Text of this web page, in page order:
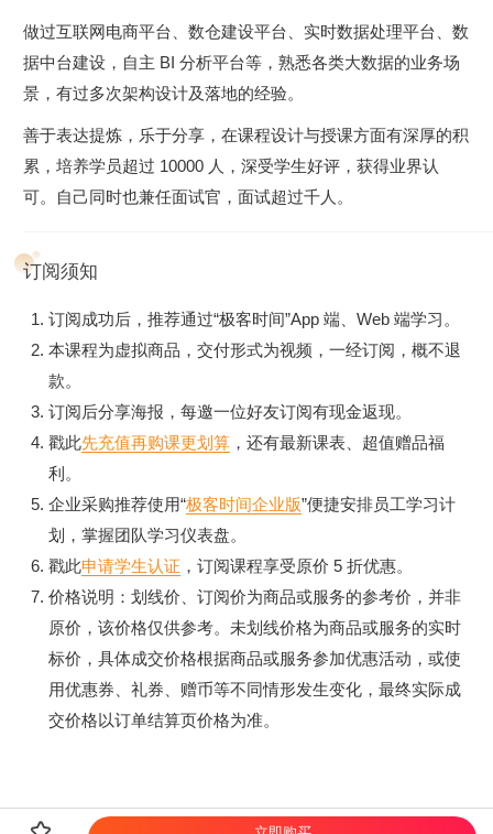
做过互联网电商平台、数仓建设平台、实时数据处理平台、数
据中台建设，自主 BI 分析平台等，熟悉各类大数据的业务场
景，有过多次架构设计及落地的经验。
善于表达提炼，乐于分享，在课程设计与授课方面有深厚的积
累，培养学员超过 10000 人，深受学生好评，获得业界认
可。自己同时也兼任面试官，面试超过千人。
订阅须知
订阅成功后，推荐通过“极客时间”App 端、Web 端学习。
本课程为虚拟商品，交付形式为视频，一经订阅，概不退
款。
订阅后分享海报，每邀一位好友订阅有现金返现。
戳此先充值再购课更划算 ，还有最新课表、超值赠品福
利。
企业采购推荐使用“极客时间企业版”便捷安排员工学习计
划，掌握团队学习仪表盘。
戳此申请学生认证 ，订阅课程享受原价 5 折优惠。
价格说明：划线价、订阅价为商品或服务的参考价，并非
原价，该价格仅供参考。未划线价格为商品或服务的实时
标价，具体成交价格根据商品或服务参加优惠活动，或使
用优惠券、礼券、赠币等不同情形发生变化，最终实际成
交价格以订单结算页价格为准。